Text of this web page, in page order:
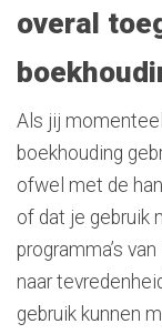
overal
Als jij
boekhouding
ofwel met de
of dat je gebruik
programma’s
naar
gebruik kunnen